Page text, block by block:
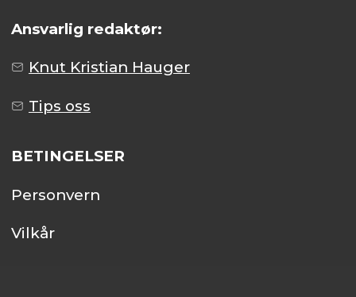
Ansvarlig redaktør:
Knut Kristian Hauger
Tips oss
BETINGELSER
Personvern
Vilkår